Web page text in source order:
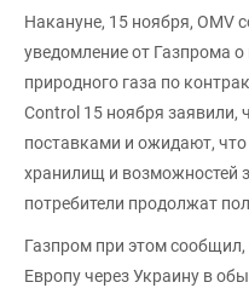
Накануне, 15 ноября, OMV
уведомление от Газпрома
природного газа по
Control 15 ноября заявили,
поставками и ожидают,
хранилищ и возможностей
потребители продолжат
Газпром при этом
Европу через Украину в